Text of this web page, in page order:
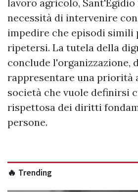
lavoro agricolo,
necessità di intervenire
impedire che episodi simili
ripetersi. La tutela della
conclude l'organizzazione,
rappresentare una priorità
società che vuole definirsi
rispettosa dei diritti
persone.
🔥 Trending